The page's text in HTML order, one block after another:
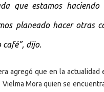
que estamos
planeado hacer otras
café”, dijo.
agregó que en la actualidad
Vielma Mora quien se